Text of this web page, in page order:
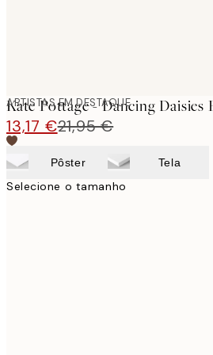
ARTISTAS EM DESTAQUE
Kate Pottage - Dancing Daisies
13,17 €21,95 €
Pôster Tela
Selecione o tamanho